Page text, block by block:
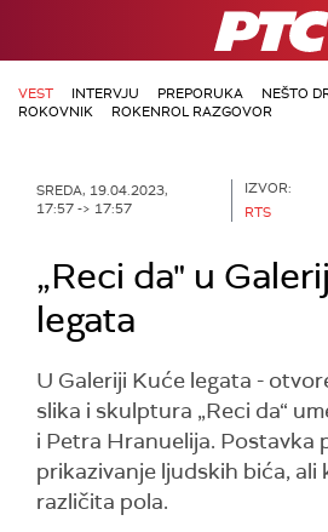
RTS
VEST INTERVJU PREPORUKA NEŠTO
ROKOVNIK
ROKENROL RAZGOVOR
SREDA, 19.04.2023,
17:57 -> 17:57
IZVOR:
RTS
„Reci da" u
legata
U Galeriji Kuće legata -
slika i skulptura „Reci da“
i Petra Hranuelija. Postavka
prikazivanje ljudskih bića, ali
različita pola.